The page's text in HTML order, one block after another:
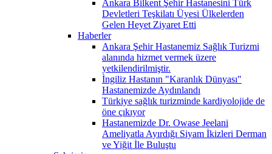
Ankara Bilkent Şehir Hastanesini Türk
Devletleri Teşkilatı Üyesi Ülkelerden
Gelen Heyet Ziyaret Etti
Haberler
Ankara Şehir Hastanemiz Sağlık Turizmi
alanında hizmet vermek üzere
yetkilendirilmiştir.
İngiliz Hastanın "Karanlık Dünyası"
Hastanemizde Aydınlandı
Türkiye sağlık turizminde kardiyolojide de
öne çıkıyor
Hastanemizde Dr. Owase Jeelani
Ameliyatla Ayırdığı Siyam İkizleri Derman
ve Yiğit İle Buluştu